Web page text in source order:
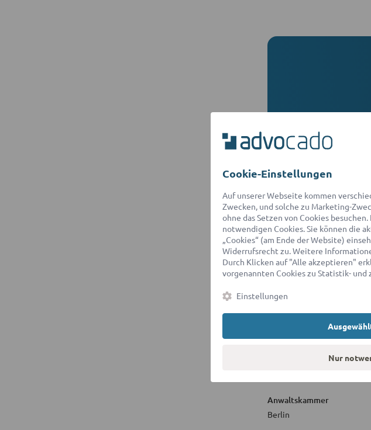
Kein
Zulassung zum
Anwaltskammer
Berlin
Cookie-Einstellungen
Auf unserer Webseite kommen
Zwecken, und solche zu Marketing-
ohne das Setzen von Cookies
notwendigen Cookies. Sie können die
„Cookies“ (am Ende der Website)
Widerrufsrecht zu. Weitere
Durch Klicken auf "Alle akzeptieren"
vorgenannten Cookies zu Statistik- und
Einstellungen
Nur